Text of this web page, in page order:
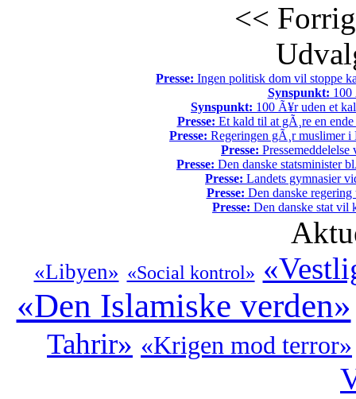
<<
Presse: Ingen politisk dom vil stoppe
Synspunkt: 100
Synspunkt: 100 Ã¥r uden et
Presse: Et kald til at gÃ¸re en
Presse: Regeringen gÃ¸r muslimer
Presse:
Presse: Den danske statsminister
Presse: Landets gymnasier
Presse: Den danske
Presse: Den danske stat vil
«Libyen» «Social kontrol»
«Den Islamiske verden»
Tahrir» «Krigen mod terror»